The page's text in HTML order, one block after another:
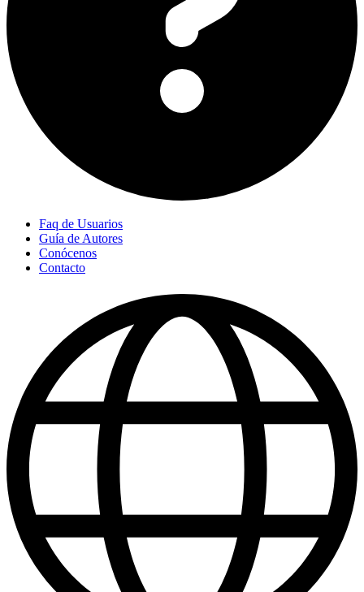
Faq de Usuarios
Guía de Autores
Conócenos
Contacto